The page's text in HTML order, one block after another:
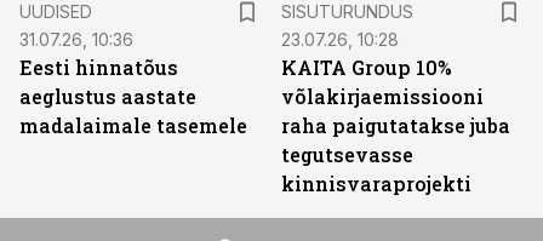
UUDISED
31.07.26, 10:36
Eesti hinnatõus
aeglustus aastate
madalaimale tasemele
SISUTURUNDUS
23.07.26, 10:28
KAITA Group 10%
võlakirjaemissiooni
raha paigutatakse juba
tegutsevasse
kinnisvaraprojekti